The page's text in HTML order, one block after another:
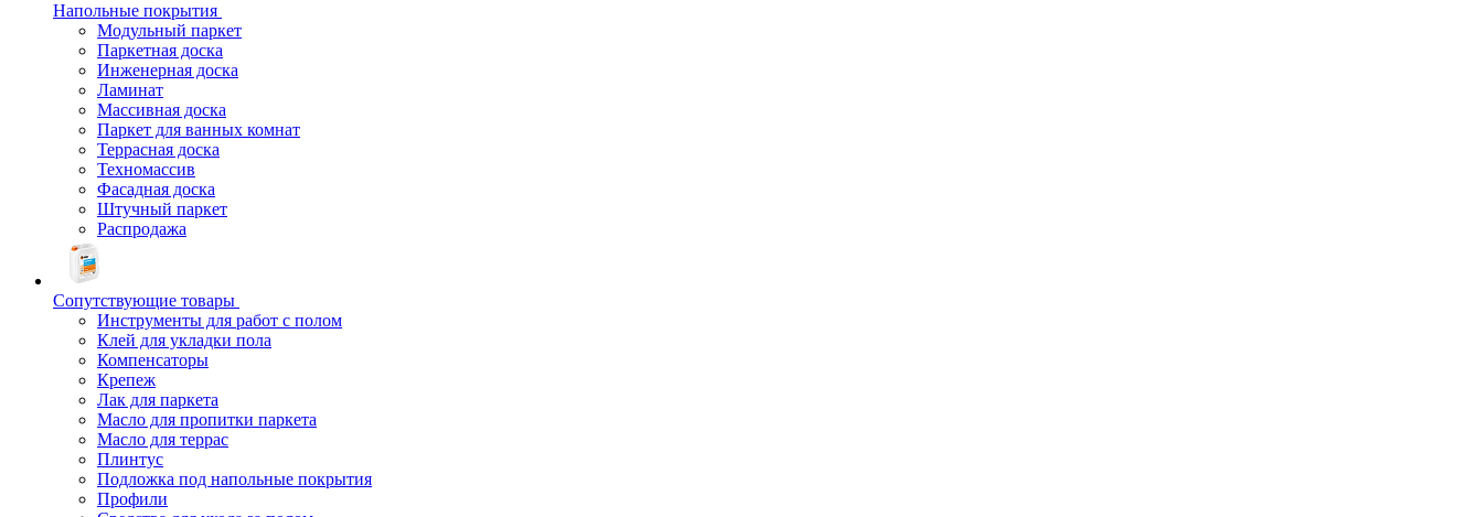
Напольные покрытия
Модульный паркет
Паркетная доска
Инженерная доска
Ламинат
Массивная доска
Паркет для ванных комнат
Террасная доска
Техномассив
Фасадная доска
Штучный паркет
Распродажа
Сопутствующие товары
Инструменты для работ с полом
Клей для укладки пола
Компенсаторы
Крепеж
Лак для паркета
Масло для пропитки паркета
Масло для террас
Плинтус
Подложка под напольные покрытия
Профили